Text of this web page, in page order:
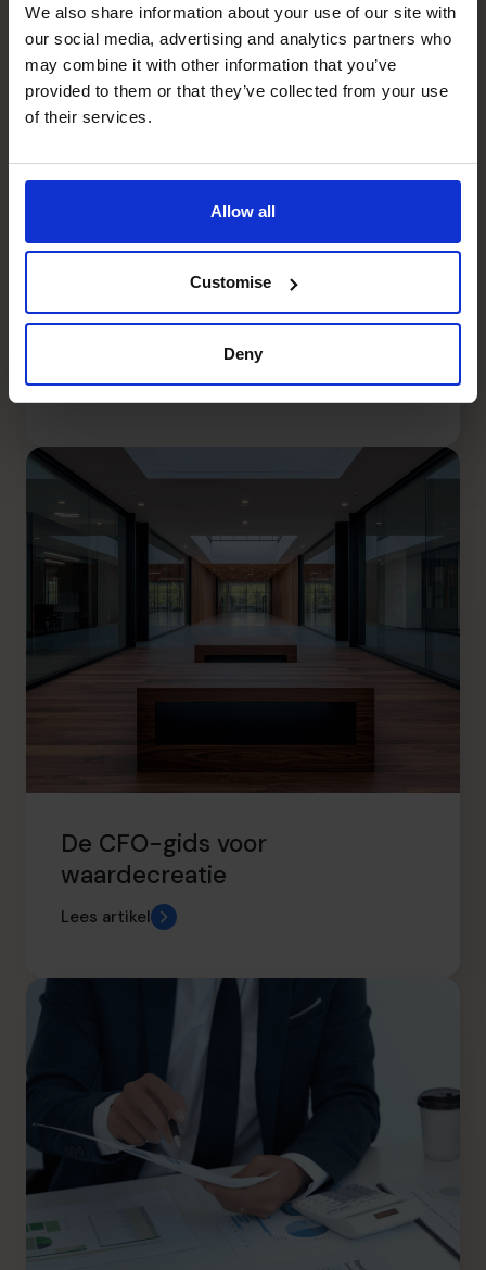
We also share information about your use of our site with
our social media, advertising and analytics partners who
may combine it with other information that you’ve
provided to them or that they’ve collected from your use
of their services.
Allow all
Customise
Deny
Van cijfers naar strategie:
wanneer data verandert in
Lees artikel
De CFO-gids voor
waardecreatie
Lees artikel